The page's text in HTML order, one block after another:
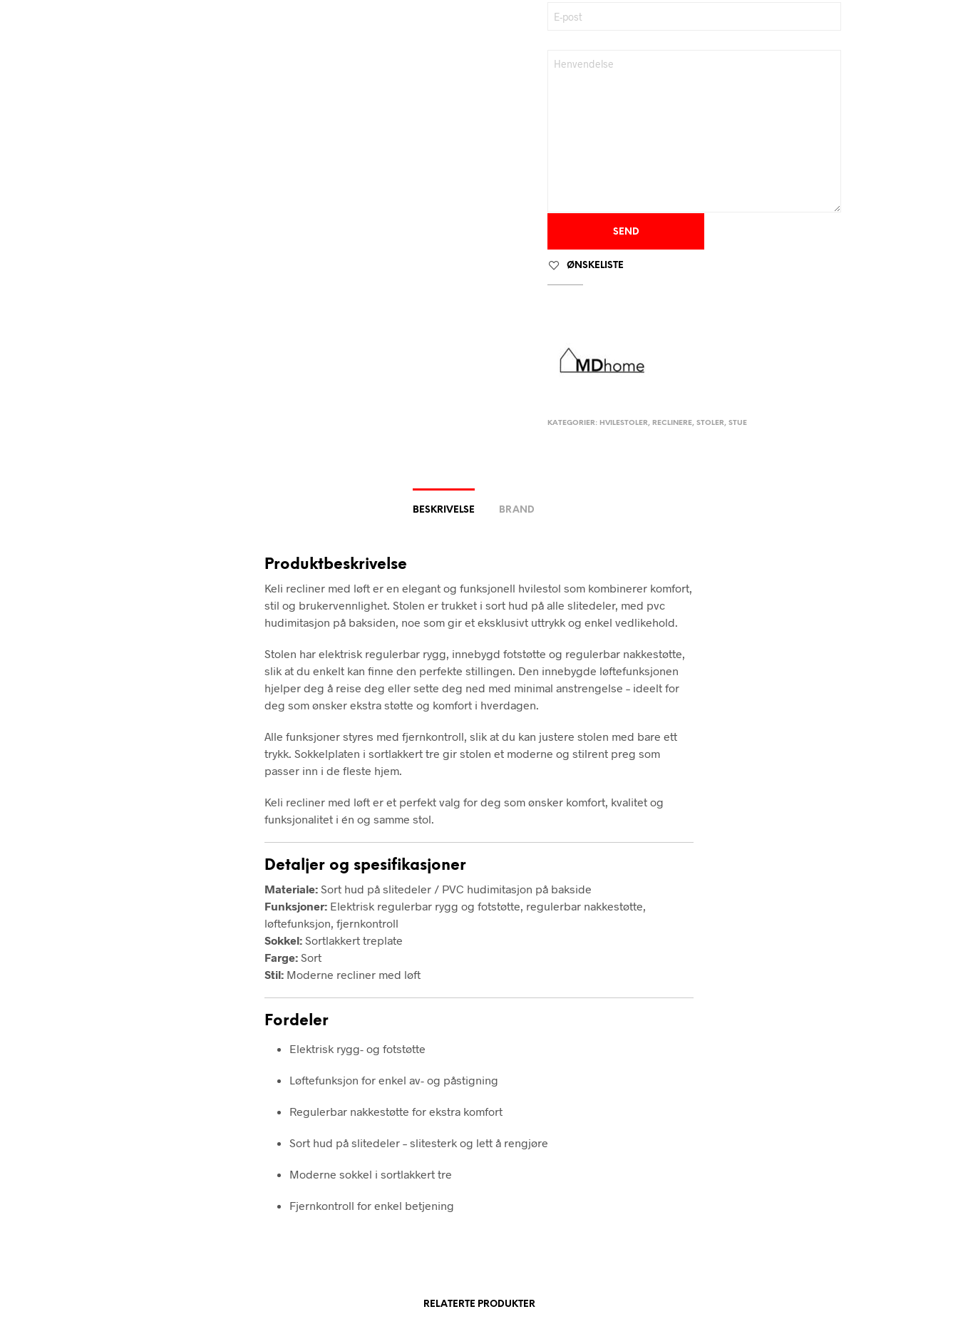
ØNSKELISTE
KATEGORIER: HVILESTOLER, RECLINERE,STOLER,STUE
BESKRIVELSE BRAND
Produktbeskrivelse
Keli recliner med løft er en elegant og funksjonell hvilestol som kombinerer komfort,
stil og brukervennlighet. Stolen er trukket i sort hud på alle slitedeler, med pvc
hudimitasjon på baksiden, noe som gir et eksklusivt uttrykk og enkel vedlikehold.
Stolen har elektrisk regulerbar rygg, innebygd fotstøtte og regulerbar nakkestøtte,
slik at du enkelt kan finne den perfekte stillingen. Den innebygde løftefunksjonen
hjelper deg å reise deg eller sette deg ned med minimal anstrengelse – ideelt for
deg som ønsker ekstra støtte og komfort i hverdagen.
Alle funksjoner styres med fjernkontroll, slik at du kan justere stolen med bare ett
trykk. Sokkelplaten i sortlakkert tre gir stolen et moderne og stilrent preg som
passer inn i de fleste hjem.
Keli recliner med løft er et perfekt valg for deg som ønsker komfort, kvalitet og
funksjonalitet i én og samme stol.
Detaljer og spesifikasjoner
Materiale: Sort hud på slitedeler / PVC hudimitasjon på bakside
Funksjoner: Elektrisk regulerbar rygg og fotstøtte, regulerbar nakkestøtte,
løftefunksjon, fjernkontroll
Sokkel: Sortlakkert treplate
Farge: Sort
Stil: Moderne recliner med løft
Fordeler
Elektrisk rygg- og fotstøtte
Løftefunksjon for enkel av- og påstigning
Regulerbar nakkestøtte for ekstra komfort
Sort hud på slitedeler – slitesterk og lett å rengjøre
Moderne sokkel i sortlakkert tre
Fjernkontroll for enkel betjening
RELATERTE PRODUKTER